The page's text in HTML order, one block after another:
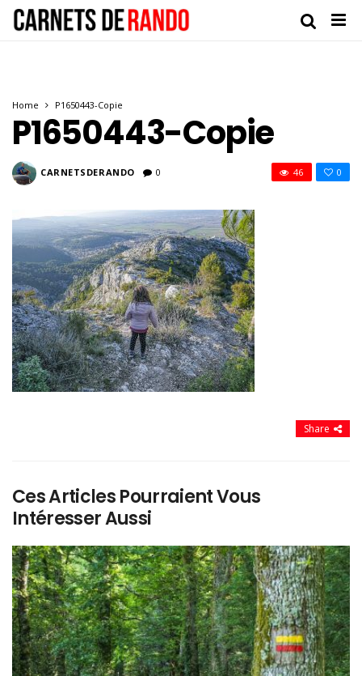
Home P1650443-Copie
P1650443-Copie
CARNETSDERANDO 0 0
46
Share
Ces Articles Pourraient Vous
Intéresser Aussi